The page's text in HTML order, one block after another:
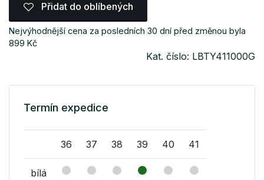
Přidat do oblíbených
Nejvýhodnější cena za posledních 30 dní před změnou byla
899 Kč
Kat. číslo: LBTY411000G
Termín expedice
36 37 38 39 40 41
bílá